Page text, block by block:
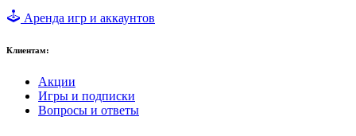
Аренда игр и аккаунтов
Клиентам:
Акции
Игры и подписки
Вопросы и ответы